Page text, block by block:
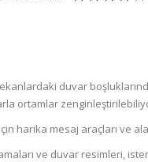
duvar
ortamlar
harika mesaj araçları ve
ve duvar resimleri,